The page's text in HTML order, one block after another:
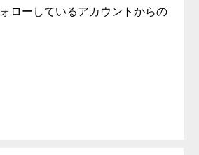
ローしているアカウントからの